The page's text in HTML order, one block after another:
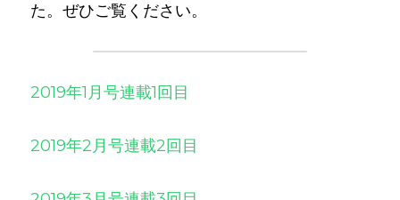
た。ぜひご覧ください。
2019年1月号連載1回目
2019年2月号連載2回目